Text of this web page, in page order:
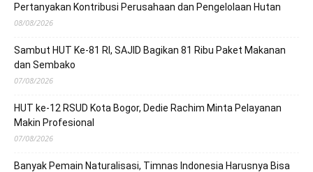
Pertanyakan Kontribusi Perusahaan dan Pengelolaan Hutan
08/08/2026
Sambut HUT Ke-81 RI, SAJID Bagikan 81 Ribu Paket Makanan
dan Sembako
07/08/2026
HUT ke-12 RSUD Kota Bogor, Dedie Rachim Minta Pelayanan
Makin Profesional
07/08/2026
Banyak Pemain Naturalisasi, Timnas Indonesia Harusnya Bisa